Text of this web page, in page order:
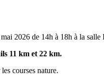
2026 de 14h à 18h à la salle
11 km et 22 km.
courses nature.